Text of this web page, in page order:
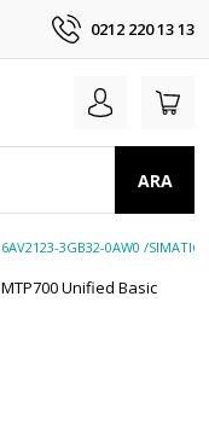
0212 220 13 13
ARA
6AV2123-3GB32-0AW0 /